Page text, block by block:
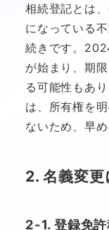
相続登記とは
になっている
続きです。
が始まり、期
る可能性もあ
は、所有権を
ないため、早
2. 名義変
2-1. 登録免